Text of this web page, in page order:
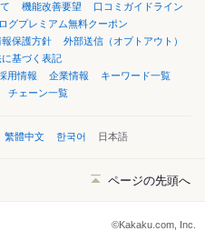
機能改善要望
口コミガイドライン
グプレミアム無料クーポン
保護方針
外部送信（オプトアウト）
基づく表記
用情報 企業情報
キーワード一覧
チェーン一覧
繁體中文 한국어 日本語
ページの先頭へ
©Kakaku.com, Inc.